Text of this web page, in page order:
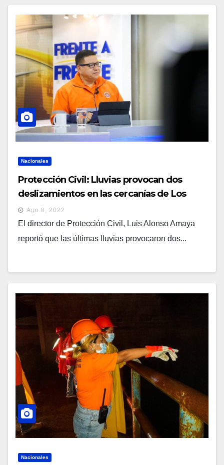
Nacionales
Protección Civil: Lluvias provocan dos
deslizamientos en las cercanías de Los
Chorros
Ago 8, 2022
El director de Protección Civil, Luis Alonso Amaya
reportó que las últimas lluvias provocaron dos...
Nacionales